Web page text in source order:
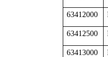
63412000
63412500
63413000